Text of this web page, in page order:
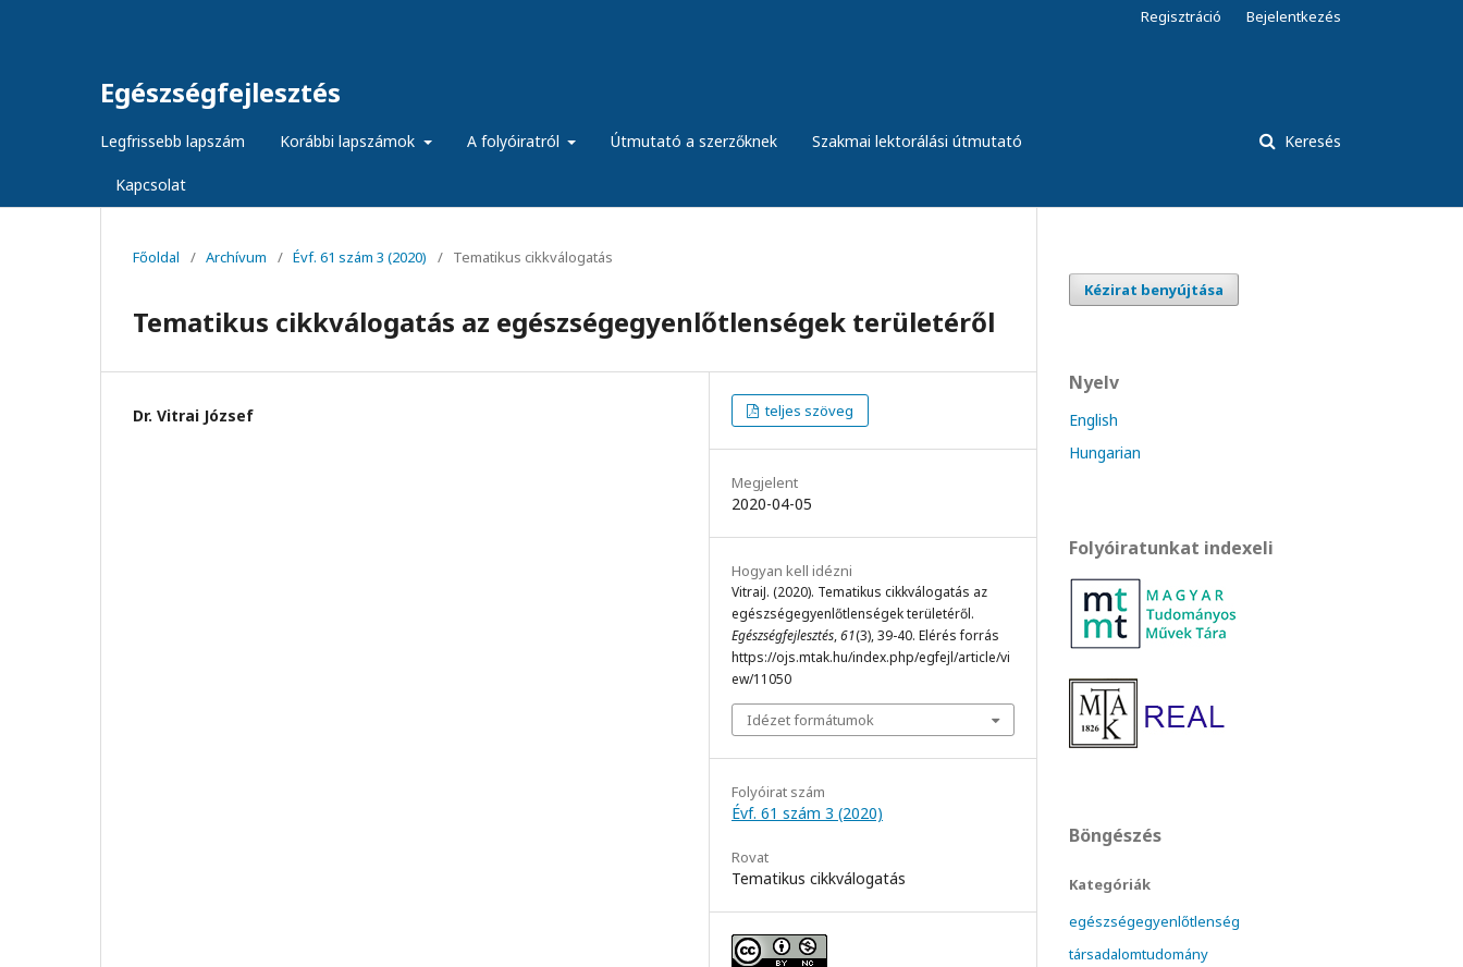
Egészségfejlesztés
Legfrissebb lapszám Korábbi lapszámok A folyóiratról Útmutató a szerzőknek Szakmai lektorálási útmutató
Kapcsolat
Keresés
Regisztráció Bejelentkezés
Főoldal / Archívum / Évf. 61 szám 3 (2020) / Tematikus cikkválogatás
Tematikus cikkválogatás az egészségegyenlőtlenségek területéről
Dr. Vitrai József teljes szöveg
Megjelent
2020-04-05
Hogyan kell idézni
VitraiJ. (2020). Tematikus cikkválogatás az
egészségegyenlőtlenségek területéről.
Egészségfejlesztés,61(3), 39-40. Elérés forrás
https://ojs.mtak.hu/index.php/egfejl/article/vi
ew/11050
Idézet formátumok
Folyóirat szám
Évf. 61 szám 3 (2020)
Rovat
Tematikus cikkválogatás
Kézirat benyújtása
Nyelv
English
Hungarian
Folyóiratunkat indexeli
Böngészés
Kategóriák
egészségegyenlőtlenség
társadalomtudomány